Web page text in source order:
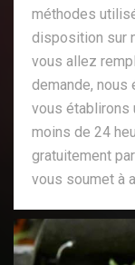
méthodes
disposition sur
vous allez
demande,
vous établirons
moins de 24
gratuitement
vous soumet à